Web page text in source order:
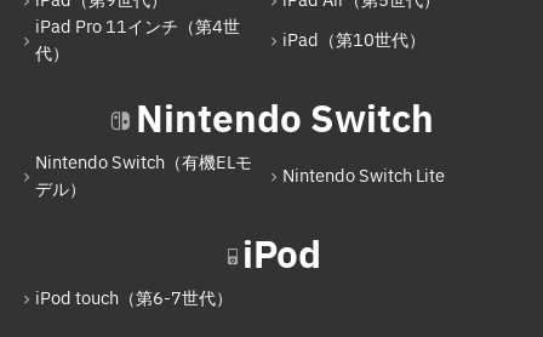
iPad（第9世代）
iPad Pro 11インチ（第4世代）
Nintendo Switch
Nintendo Switch（有機ELモデル）
iPad Pro 11インチ（第4世
代）
iPad（第10世代）
Nintendo Switch
Nintendo Switch（有機ELモ
デル）
Nintendo Switch Lite
iPod
iPod touch（第6-7世代）